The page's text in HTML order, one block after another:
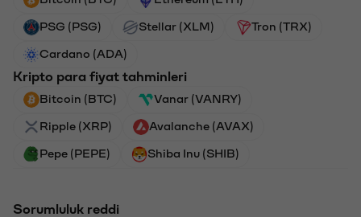
PSG (PSG) Stellar (XLM) Tron (TRX)
Cardano (ADA)
Kripto para fiyat tahminleri
Bitcoin (BTC) Vanar (VANRY)
Ripple (XRP) Avalanche (AVAX)
Pepe (PEPE) Shiba Inu (SHIB)
Sorumluluk reddi